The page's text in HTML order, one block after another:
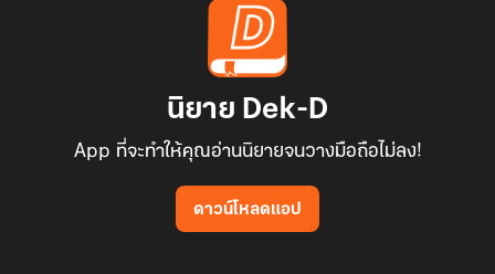
นิยาย Dek-D
App ที่จะทำให้คุณอ่านนิยายจนวางมือถือไม่ลง!
ดาวน์โหลดแอป